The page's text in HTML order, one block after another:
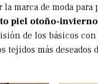
marca de moda para
piel otoño-
de los básicos
tejidos más deseados